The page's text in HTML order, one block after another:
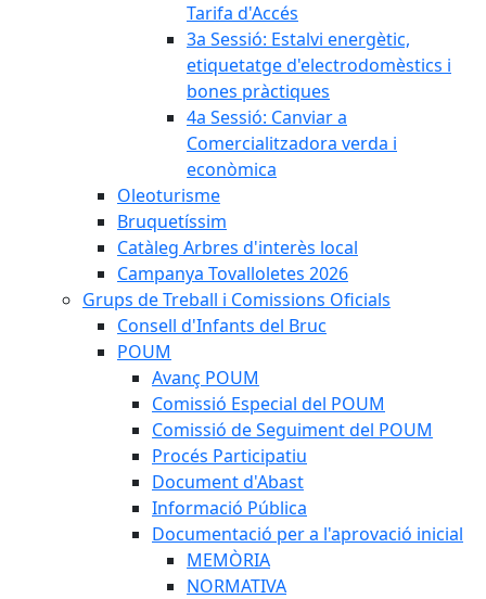
Tarifa d'Accés
3a Sessió: Estalvi energètic,
etiquetatge d'electrodomèstics i
bones pràctiques
4a Sessió: Canviar a
Comercialitzadora verda i
econòmica
Oleoturisme
Bruquetíssim
Catàleg Arbres d'interès local
Campanya Tovalloletes 2026
Grups de Treball i Comissions Oficials
Consell d'Infants del Bruc
POUM
Avanç POUM
Comissió Especial del POUM
Comissió de Seguiment del POUM
Procés Participatiu
Document d'Abast
Informació Pública
Documentació per a l'aprovació inicial
MEMÒRIA
NORMATIVA